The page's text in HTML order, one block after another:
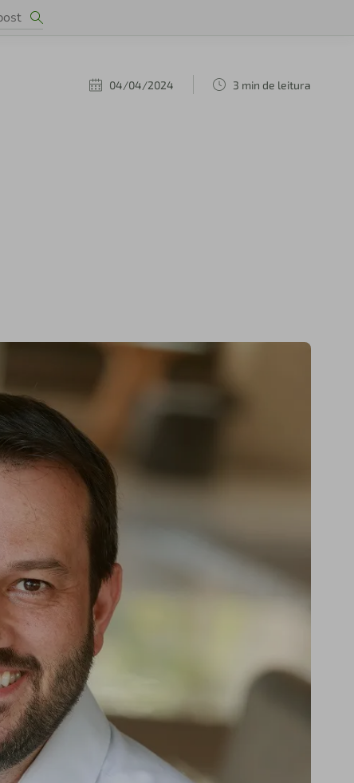
04/04/2024 3 min de leitura